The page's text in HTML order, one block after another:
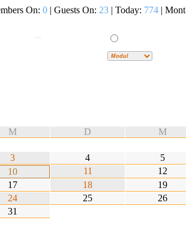
On: 0 | Guests On: 23 | Today: 774 |
M D
M
3 4
5
10 11
12
17 18
19
24 25
26
31